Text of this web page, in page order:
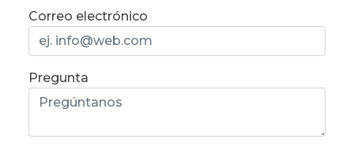
Correo electrónico
Pregunta